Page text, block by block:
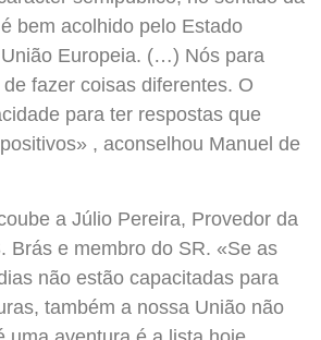
bem acolhido pelo Estado
Europeia. (…) Nós para
fazer coisas diferentes. O
para ter respostas que
, aconselhou Manuel de
a Júlio Pereira, Provedor da
Brás e membro do SR. «Se as
não estão capacitadas para
também a nossa União não